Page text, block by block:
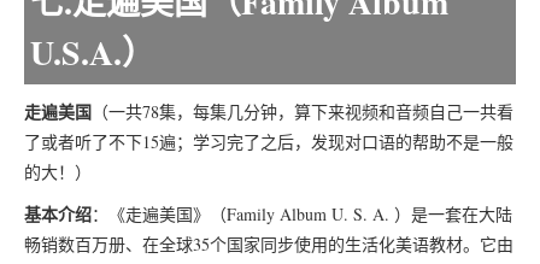
U.S.A.）
走遍美国 （一共78集，每集几分钟，算下来视频和音频自己一共看
了或者听了不下15遍；学习完了之后，发现对口语的帮助不是一般
的大！）
基本介绍：《走遍美国》（Family Album U. S. A. ）是一套在大陆
畅销数百万册、在全球35个国家同步使用的生活化美语教材。它由